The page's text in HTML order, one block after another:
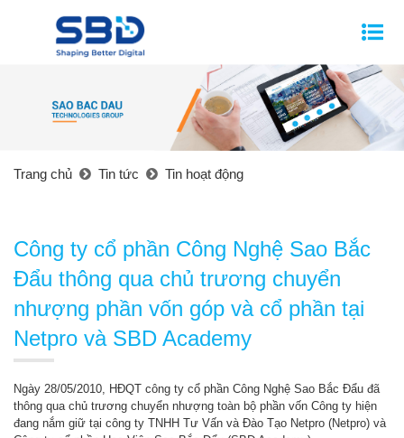
Trang chủ Tin tức Tin hoạt động
Công ty cổ phần Công Nghệ Sao Bắc
Đẩu thông qua chủ trương chuyển
nhượng phần vốn góp và cổ phần tại
Netpro và SBD Academy
Ngày 28/05/2010, HĐQT công ty cổ phần Công Nghệ Sao Bắc Đẩu đã
thông qua chủ trương chuyển nhượng toàn bộ phần vốn Công ty hiện
đang nắm giữ tại công ty TNHH Tư Vấn và Đào Tạo Netpro (Netpro) và